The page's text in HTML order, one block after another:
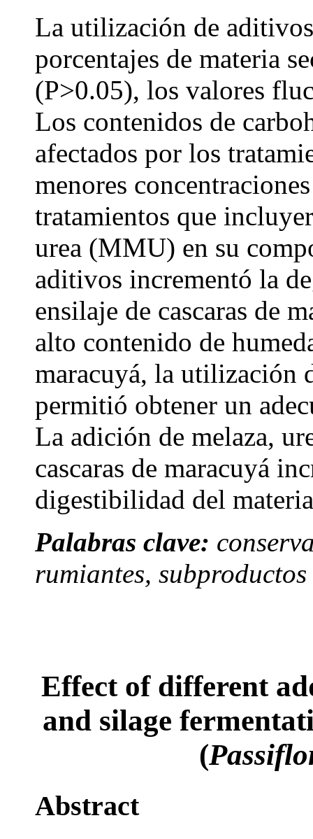
La utilización de
porcentajes de materia
(P>0.05), los valores
Los contenidos de
afectados por los
menores
tratamientos que
urea (MMU) en su
aditivos incrementó la
ensilaje de cascaras de
alto contenido de
maracuyá, la utilización
permitió obtener un
La adición de melaza,
cascaras de maracuyá
digestibilidad del
Palabras clave:
rumiantes,
Effect of different
and silage
(
Abstract